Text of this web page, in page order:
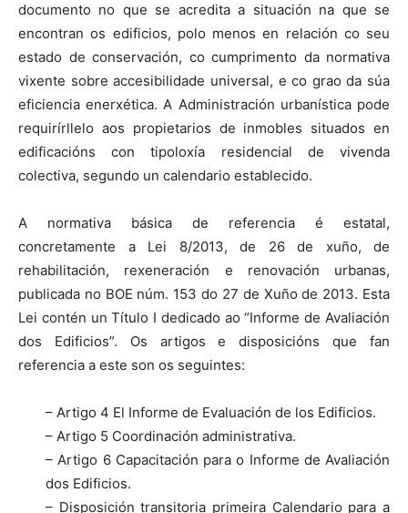
documento no que se acredita a situación na que se
encontran os edificios, polo menos en relación co seu
estado de conservación, co cumprimento da normativa
vixente sobre accesibilidade universal, e co grao da súa
eficiencia enerxética. A Administración urbanística pode
requirírllelo aos propietarios de inmobles situados en
edificacións con tipoloxía residencial de vivenda
colectiva, segundo un calendario establecido.
A normativa básica de referencia é estatal,
concretamente a Lei 8/2013, de 26 de xuño, de
rehabilitación, rexeneración e renovación urbanas,
publicada no BOE núm. 153 do 27 de Xuño de 2013. Esta
Lei contén un Título I dedicado ao “Informe de Avaliación
dos Edificios”. Os artigos e disposicións que fan
referencia a este son os seguintes:
– Artigo 4 El Informe de Evaluación de los Edificios.
– Artigo 5 Coordinación administrativa.
– Artigo 6 Capacitación para o Informe de Avaliación
dos Edificios.
– Disposición transitoria primeira Calendario para a